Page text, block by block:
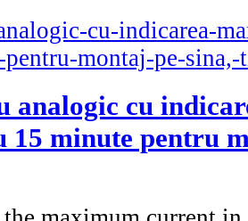
analogic cu
15 minute pentru